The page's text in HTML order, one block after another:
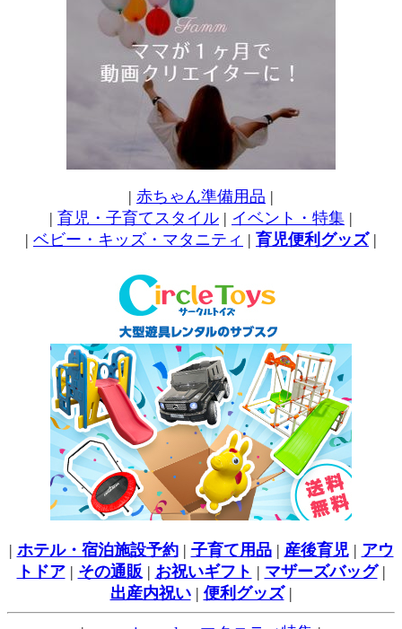
| 赤ちゃん準備用品 |
| 育児・子育てスタイル | イベント・特集 |
| ベビー・キッズ・マタニティ | 育児便利グッズ|
| ホテル・宿泊施設予約| 子育て用品| 産後育児| アウ
トドア| その通販 | お祝いギフト | マザーズバッグ|
出産内祝い| 便利グッズ|